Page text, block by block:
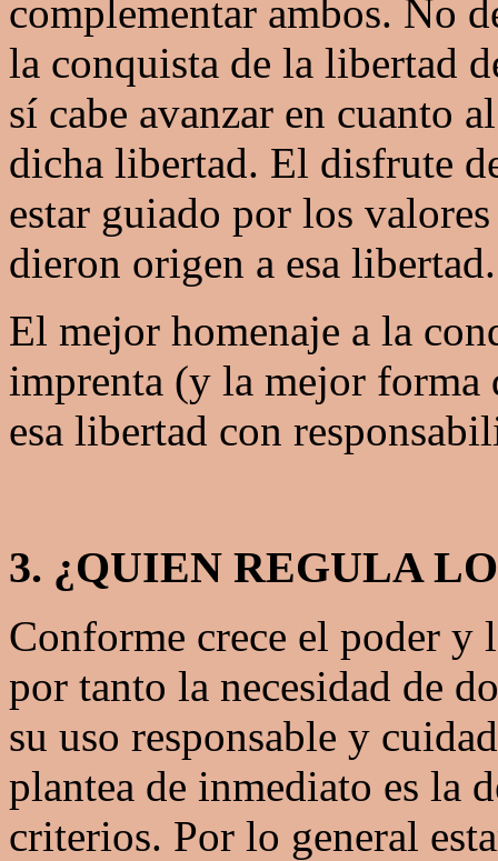
complementar ambos. No
la conquista de la libertad
sí cabe avanzar en cuanto
dicha libertad. El disfrute
estar guiado por los
dieron origen a esa libertad.
El mejor homenaje a la
imprenta (y la mejor forma
esa libertad con
3. ¿QUIEN REGULA
Conforme crece el poder y
por tanto la necesidad de
su uso responsable y
plantea de inmediato es la
criterios. Por lo general